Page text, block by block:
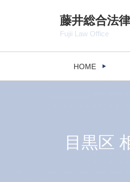
目黒区
藤井総合法
Fujii Law Office
HOME